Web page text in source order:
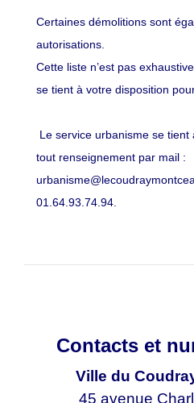
Certaines démolitions sont
autorisations.
Cette liste n’est pas
se tient à votre disposition
Le service urbanisme se
tout renseignement par mail :
01.64.93.74.94.
Contacts et
Ville du
45 avenue